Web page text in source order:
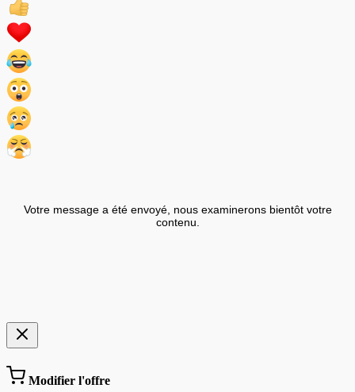
Votre message a été envoyé, nous examinerons bientôt votre
contenu.
Modifier l'offre